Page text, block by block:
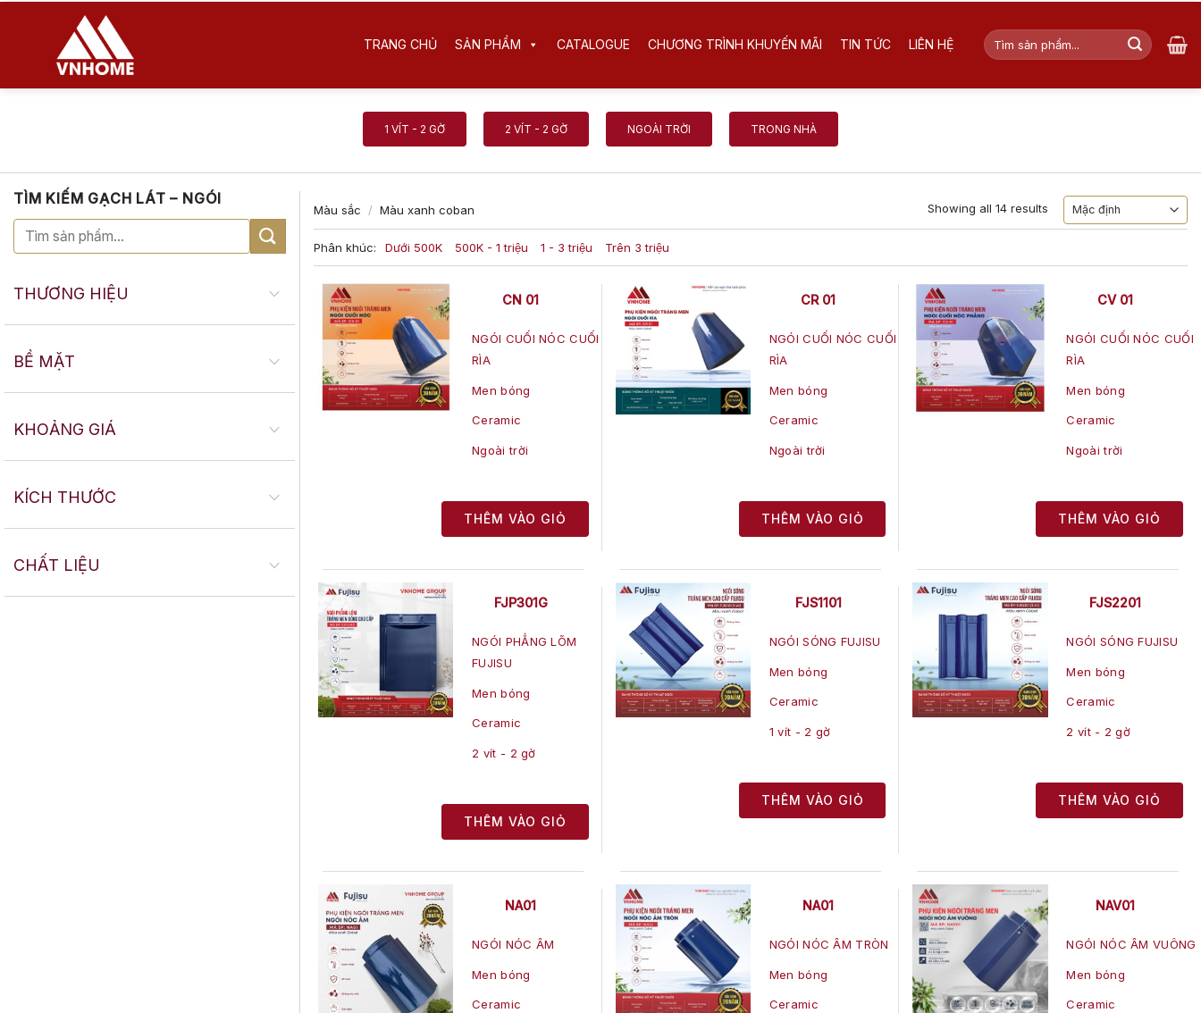
TRANG CHỦ SẢN PHẨM CATALOGUE CHƯƠNG TRÌNH KHUYẾN MÃI TIN TỨC LIÊN HỆ
Tìm
kiếm:
1 VÍT - 2 GỜ 2 VÍT - 2 GỜ NGOÀI TRỜI TRONG NHÀ
TÌM KIẾM GẠCH LÁT – NGÓI
THƯƠNG HIỆU
BỀ MẶT
KHOẢNG GIÁ
KÍCH THƯỚC
CHẤT LIỆU
Màu sắc / Màu xanh coban Showing all 14 results
Phân khúc: Dưới 500K 500K - 1 triệu 1 - 3 triệu Trên 3 triệu
CN 01
NGÓI CUỐI NÓC CUỐI
RÌA
Men bóng
Ceramic
Ngoài trời
THÊM VÀO GIỎ
CR 01
NGÓI CUỐI NÓC CUỐI
RÌA
Men bóng
Ceramic
Ngoài trời
THÊM VÀO GIỎ
CV 01
NGÓI CUỐI NÓC CUỐI
RÌA
Men bóng
Ceramic
Ngoài trời
THÊM VÀO GIỎ
FJP301G
NGÓI PHẲNG LÕM
FUJISU
Men bóng
Ceramic
2 vít - 2 gờ
THÊM VÀO GIỎ
FJS1101
NGÓI SÓNG FUJISU
Men bóng
Ceramic
1 vít - 2 gờ
THÊM VÀO GIỎ
FJS2201
NGÓI SÓNG FUJISU
Men bóng
Ceramic
2 vít - 2 gờ
THÊM VÀO GIỎ
NA01
NGÓI NÓC ÂM
Men bóng
Ceramic
NA01
NGÓI NÓC ÂM TRÒN
Men bóng
Ceramic
NAV01
NGÓI NÓC ÂM VUÔNG
Men bóng
Ceramic